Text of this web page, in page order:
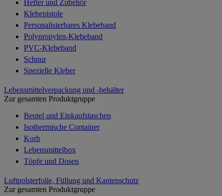
Hefter und Zubehör
Klebepistole
Personalisierbares Klebeband
Polypropylen-Klebeband
PVC-Klebeband
Schnur
Spezielle Kleber
Lebensmittelverpackung und -behälter
Zur gesamten Produktgruppe
Beutel und Einkaufstaschen
Isothermische Container
Korb
Lebensmittelbox
Töpfe und Dosen
Luftpolsterfolie, Füllung und Kantenschutz
Zur gesamten Produktgruppe